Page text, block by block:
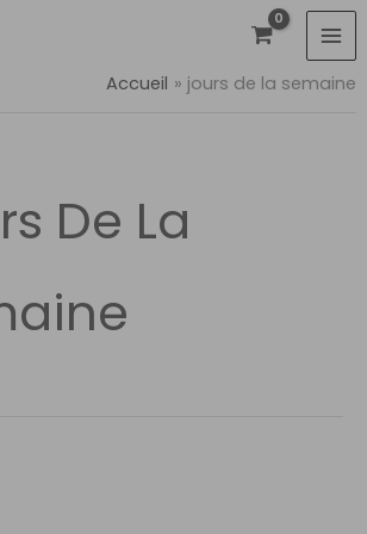
Accueil jours de la semaine
De La